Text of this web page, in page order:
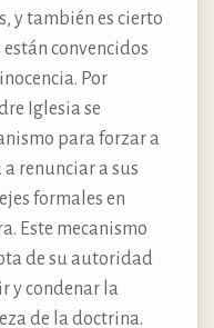
y también es cierto
convencidos
Por
Iglesia se
para forzar a
a renunciar a sus
formales en
Este mecanismo
de su autoridad
y condenar la
de la doctrina.